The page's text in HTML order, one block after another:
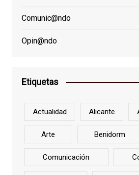
Comunic@ndo
Opin@ndo
Etiquetas
Actualidad Alicante
Arte Benidorm
Comunicación